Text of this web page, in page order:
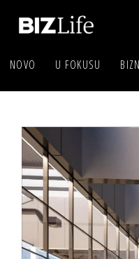
NOVO U FOKUSU